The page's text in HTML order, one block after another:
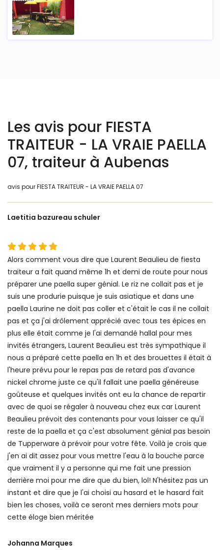
Les avis pour FIESTA
TRAITEUR - LA VRAIE PAELLA
07, traiteur à Aubenas
avis pour FIESTA TRAITEUR - LA VRAIE PAELLA 07
Laetitia bazureau schuler
Alors comment vous dire que Laurent Beaulieu de fiesta
traiteur a fait quand même 1h et demi de route pour nous
préparer une paella super génial. Le riz ne collait pas et je
suis une produrie puisque je suis asiatique et dans une
paella Laurine ne doit pas coller et c'était le cas il ne collait
pas et ça j'ai drôlement apprécié avec tous tes épices en
plus elle était comme je l'ai demandé hallal pour mes
invités étrangers, Laurent Beaulieu est très sympathique il
nous a préparé cette paella en 1h et des brouettes il était à
l'heure prévu pour le repas pas de retard pas d'avance
nickel chrome juste ce qu'il fallait une paella généreuse
goûteuse et quelques invités ont eu la chance de repartir
avec de quoi se régaler à nouveau chez eux car Laurent
Beaulieu prévoit des contenants pour vous laisser ce qu'il
reste de la paella et ça c'est absolument génial pas besoin
de Tupperware à prévoir pour votre fête. Voilà je crois que
j'en ai dit assez pour vous mettre l'eau à la bouche parce
que vraiment il y a personne qui me fait une pression
derrière moi pour me dire que du bien, lol! N'hésitez pas un
instant et dire que je l'ai choisi au hasard et le hasard fait
bien les choses, voilà ce seront mes derniers mots pour
cette éloge bien méritée
Johanna Marques